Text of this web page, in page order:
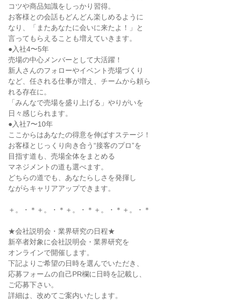
コツや商品知識をしっかり習得。
お客様との会話もどんどん楽しめるように
なり、「またあなたに会いに来たよ！」と
言ってもらえることも増えていきます。
●入社4〜5年
売場の中心メンバーとして大活躍！
新人さんのフォローやイベント売場づくり
など、任される仕事が増え、チームから頼ら
れる存在に。
「みんなで売場を盛り上げる」やりがいを
日々感じられます。
●入社7〜10年
ここからはあなたの得意を伸ばすステージ！
お客様とじっくり向き合う“接客のプロ”を
目指す道も、売場全体をまとめる
マネジメントの道も選べます。
どちらの道でも、あなたらしさを発揮し
ながらキャリアアップできます。
＋。・＊＋。・＊＋。・＊＋。・＊＋。・＊
★会社説明会・業界研究の日程★
新卒者対象に会社説明会・業界研究を
オンラインで開催します。
下記よりご希望の日時を選んでいただき、
応募フォームの自己PR欄に日時を記載し、
ご応募下さい。
詳細は、改めてご案内いたします。